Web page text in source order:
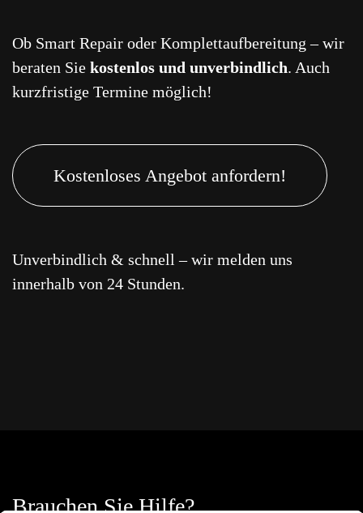
Ob Smart Repair oder Komplettaufbereitung – wir
beraten Sie kostenlos und unverbindlich. Auch
kurzfristige Termine möglich!
Kostenloses Angebot anfordern!
Unverbindlich & schnell – wir melden uns
innerhalb von 24 Stunden.
Brauchen Sie Hilfe?